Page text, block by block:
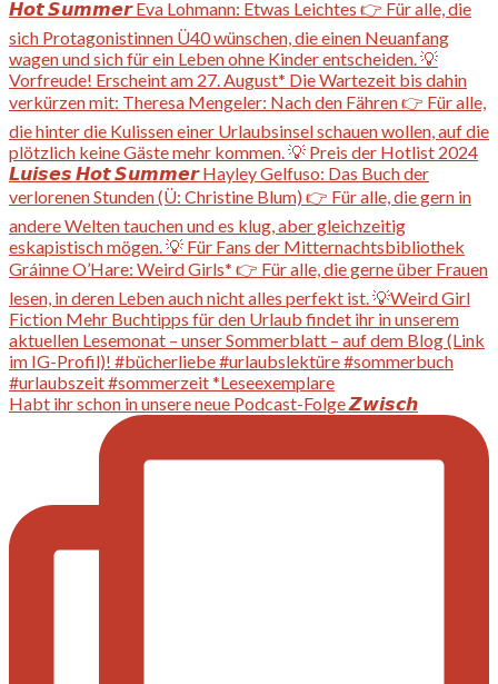
Habt ihr schon in unsere neue Podcast-Folge 𝙕𝙬𝙞𝙨𝙘𝙝